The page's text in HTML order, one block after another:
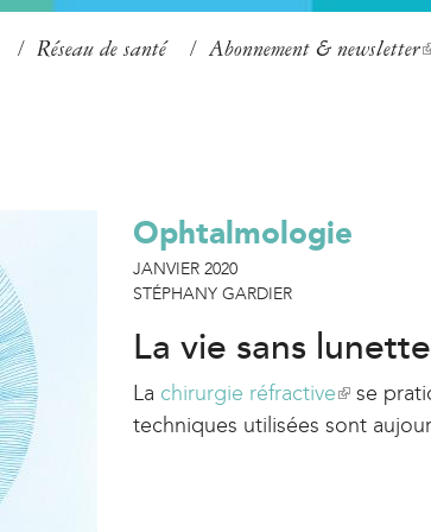
au
Réseau de santé Abonnement & newsletter(
e
r
Ophtalmologie
JANVIER 2020
STÉPHANY GARDIER
La vie sans
La chirurgie réfractive(
l
se
techniques utilisées sont